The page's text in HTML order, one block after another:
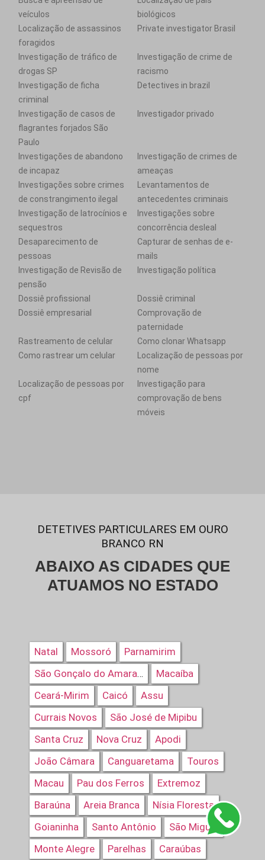
veículos
biológicos
Localização de assassinos
foragidos
Private investigator Brasil
Investigação de tráfico de
drogas SP
Investigação de crime de
racismo
Investigação de ficha
criminal
Detectives in brazil
Investigação de casos de
flagrantes forjados São
Paulo
Investigador privado
Investigações de abandono
de incapaz
Investigação de crimes de
ameaças
Investigações sobre crimes
de constrangimento ilegal
Levantamentos de
antecedentes criminais
Investigação de latrocínios e
sequestros
Investigações sobre
concorrência desleal
Desaparecimento de
pessoas
Capturar de senhas de e-
mails
Investigação de Revisão de
pensão
Investigação política
Dossiê profissional
Dossiê criminal
Dossiê empresarial
Comprovação de
paternidade
Rastreamento de celular
Como clonar Whatsapp
Como rastrear um celular
Localização de pessoas por
nome
Localização de pessoas por
cpf
Investigação para
comprovação de bens
móveis
DETETIVES PARTICULARES EM OURO
BRANCO RN
ABAIXO AS CIDADES QUE
ATUAMOS NO ESTADO
Natal Mossoró Parnamirim
São Gonçalo do Amarante
Macaíba
Ceará-Mirim
Caicó
Assu
Currais Novos
São José de Mipibu
Santa Cruz
Nova Cruz
Apodi
João Câmara
Canguaretama
Touros
Macau
Pau dos Ferros
Extremoz
Baraúna
Areia Branca
Nísia Floresta
Goianinha
Santo Antônio
São Miguel
Monte Alegre
Parelhas Caraúbas